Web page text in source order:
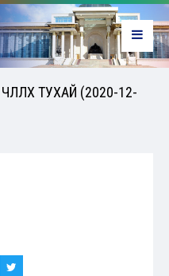
ТУХАЙ (2020-12-